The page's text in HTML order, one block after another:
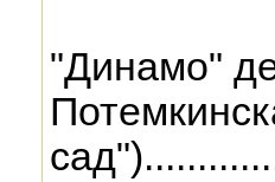
"Динамо"